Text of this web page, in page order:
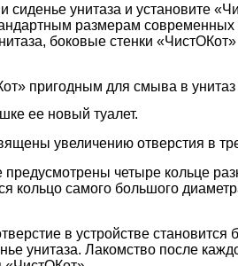
сиденье унитаза и установите
размерам современных
боковые стенки
пригодным для смыва в
ее новый туалет.
увеличению отверстия в
предусмотрены четыре кольце
кольцо самого большого
в устройстве
унитаза. Лакомство после